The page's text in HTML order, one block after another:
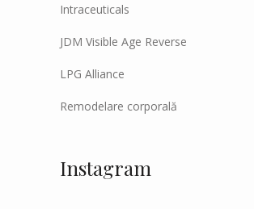
Intraceuticals
JDM Visible Age Reverse
LPG Alliance
Remodelare corporală
Instagram